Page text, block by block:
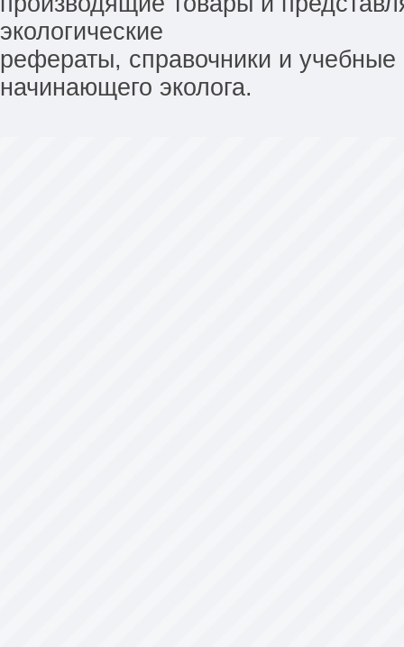
экологические
рефераты, справочники и
начинающего эколога.